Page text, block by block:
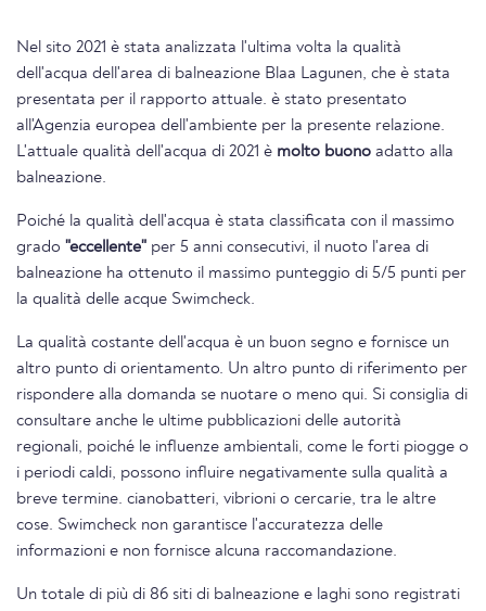
Nel sito 2021 è stata analizzata l'ultima volta la qualità
dell'acqua dell'area di balneazione Blaa Lagunen, che è stata
presentata per il rapporto attuale. è stato presentato
all'Agenzia europea dell'ambiente per la presente relazione.
L'attuale qualità dell'acqua di 2021 è molto buono adatto alla
balneazione.
Poiché la qualità dell'acqua è stata classificata con il massimo
grado "eccellente" per 5 anni consecutivi, il nuoto l'area di
balneazione ha ottenuto il massimo punteggio di 5/5 punti per
la qualità delle acque Swimcheck.
La qualità costante dell'acqua è un buon segno e fornisce un
altro punto di orientamento. Un altro punto di riferimento per
rispondere alla domanda se nuotare o meno qui. Si consiglia di
consultare anche le ultime pubblicazioni delle autorità
regionali, poiché le influenze ambientali, come le forti piogge o
i periodi caldi, possono influire negativamente sulla qualità a
breve termine. cianobatteri, vibrioni o cercarie, tra le altre
cose. Swimcheck non garantisce l'accuratezza delle
informazioni e non fornisce alcuna raccomandazione.
Un totale di più di 86 siti di balneazione e laghi sono registrati